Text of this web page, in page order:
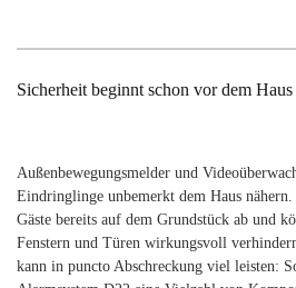
Sicherheit beginnt schon vor dem Haus
Außenbewegungsmelder und
Eindringlinge unbemerkt dem Haus nähern.
Gäste bereits auf dem Grundstück ab und
Fenstern und Türen wirkungsvoll
kann in puncto Abschreckung viel leisten: